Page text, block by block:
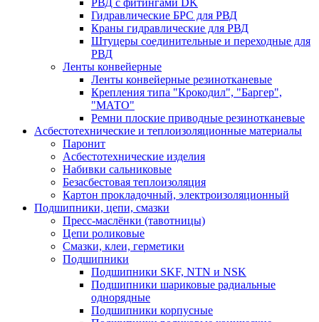
РВД с фитингами DK
Гидравлические БРС для РВД
Краны гидравлические для РВД
Штуцеры соединительные и переходные для
РВД
Ленты конвейерные
Ленты конвейерные резинотканевые
Крепления типа "Крокодил", "Баргер",
"МАТО"
Ремни плоские приводные резинотканевые
Асбестотехнические и теплоизоляционные материалы
Паронит
Асбестотехнические изделия
Набивки сальниковые
Безасбестовая теплоизоляция
Картон прокладочный, электроизоляционный
Подшипники, цепи, смазки
Пресс-маслёнки (тавотницы)
Цепи роликовые
Смазки, клеи, герметики
Подшипники
Подшипники SKF, NTN и NSK
Подшипники шариковые радиальные
однорядные
Подшипники корпусные